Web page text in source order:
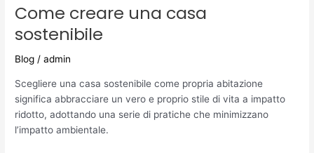
Come creare una casa
sostenibile
Blog /admin
Scegliere una casa sostenibile come propria abitazione
significa abbracciare un vero e proprio stile di vita a impatto
ridotto, adottando una serie di pratiche che minimizzano
l’impatto ambientale.
una
sostenibile